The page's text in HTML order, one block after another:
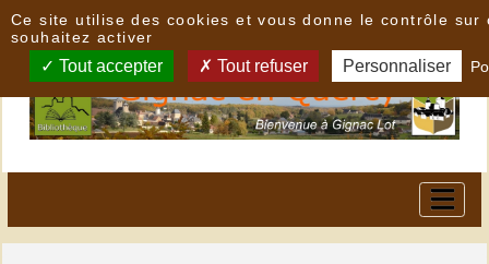
Ce site utilise des cookies et vous donne le contrôle sur
souhaitez activer
Tout accepter Tout refuser Personnaliser